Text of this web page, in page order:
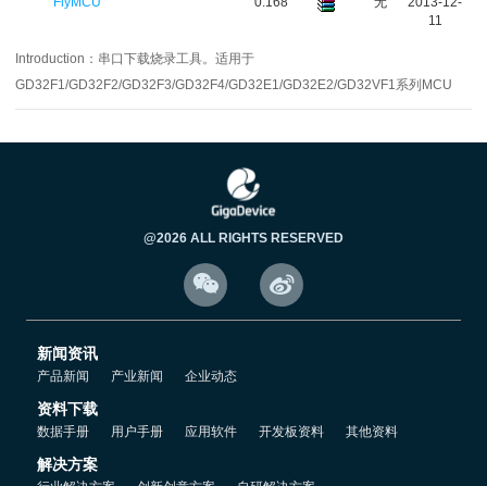
11
Introduction： 串口下载烧录工具。适用于
GD32F1/GD32F2/GD32F3/GD32F4/GD32E1/GD32E2/GD32VF1系列MCU
@2026 ALL RIGHTS RESERVED
 
新闻资讯
产品新闻 产业新闻 企业动态
资料下载
数据手册 用户手册 应用软件 开发板资料 其他资料
解决方案